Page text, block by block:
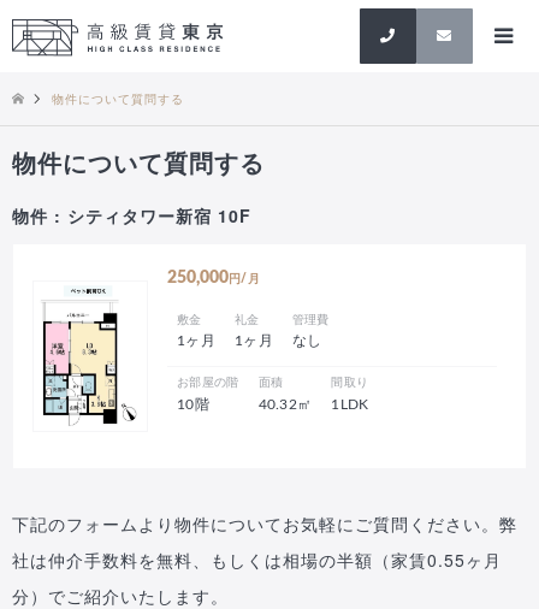
検索
物件について質問する
物件について質問する
物件 : シティタワー新宿 10F
250,000 円/月
敷金
1ヶ月
礼金
1ヶ月
管理費
なし
お部屋の階
10階
面積
40.32㎡
間取り
1LDK
下記のフォームより物件についてお気軽にご質問ください。弊
社は仲介手数料を無料、もしくは相場の半額（家賃0.55ヶ月
分）でご紹介いたします。